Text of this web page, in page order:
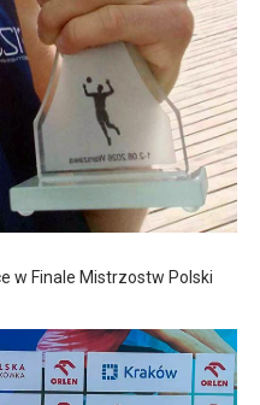
w Finale Mistrzostw Polski